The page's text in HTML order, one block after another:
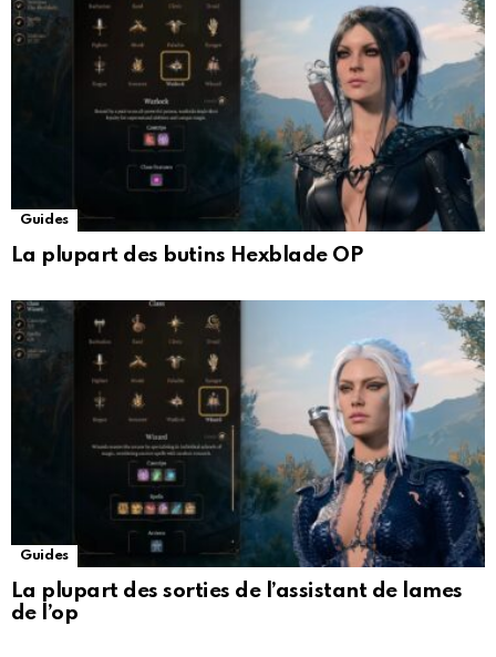
Guides
La plupart des butins Hexblade OP
Guides
La plupart des sorties de l’assistant de lames
de l’op